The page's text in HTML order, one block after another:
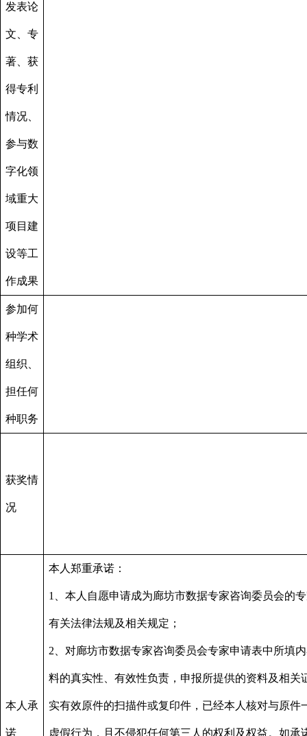
发表论
文、专
著、获
得专利
情况、
参与数
字化领
域重大
项目建
设等工
作成果
参加何
种学术
组织、
担任何
种职务
获奖情
况
本人承
诺
本人郑重承诺：
1 、本人自愿申请成为廊坊市数据专家咨询委员会的
有关法律法规及相关规定；
2 、对廊坊市数据专家咨询委员会专家申请表中所填
料的真实性、有效性负责，申报所提供的资料及相关
实有效原件的扫描件或复印件，已经本人核对与原件
虚假行为，且不侵犯任何第三人的权利及权益。如承